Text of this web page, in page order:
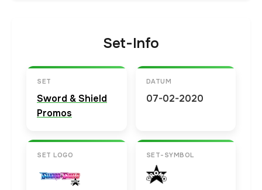
Set-Info
SET
Sword & Shield
Promos
DATUM
07-02-2020
SET LOGO SET-SYMBOL